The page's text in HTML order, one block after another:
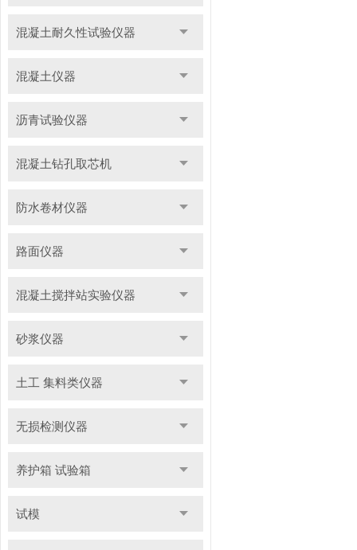
混凝土耐久性试验仪器
混凝土仪器
沥青试验仪器
混凝土钻孔取芯机
防水卷材仪器
路面仪器
混凝土搅拌站实验仪器
砂浆仪器
土工 集料类仪器
无损检测仪器
养护箱 试验箱
试模